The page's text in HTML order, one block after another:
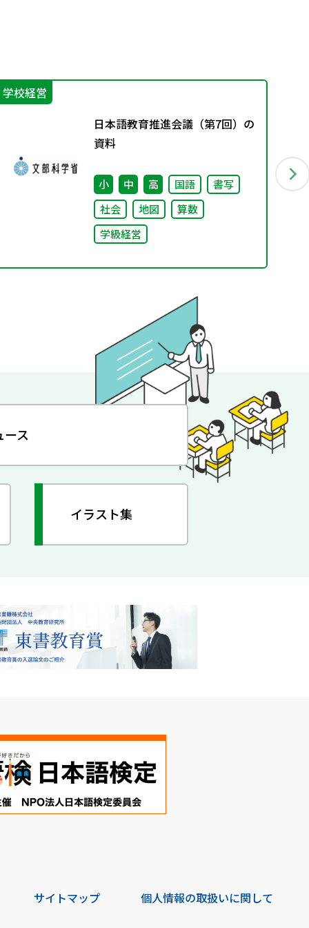
学校経営
日本語教育推進会議（第7回）の
資料
小 中 高 国語
書写
社会
地図
算数
学級経営
ース
イラスト集
サイトマップ 個人情報の取扱いに関して